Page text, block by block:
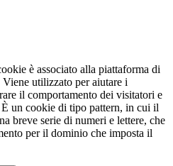
è associato alla piattaforma di
utilizzato per aiutare i
il comportamento dei visitatori e
un cookie di tipo pattern, in cui il
breve serie di numeri e lettere, che
per il dominio che imposta il